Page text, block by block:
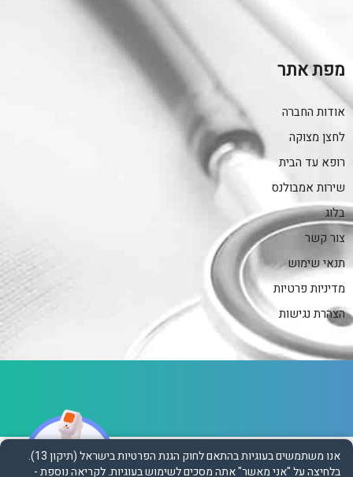
מפת אתר
אודות החברה
לחצן מצוקה
רופא עד הבית
שירות אמבולנס
בלוג
צור קשר
תנאי שימוש
מדיניות פרטיות
הצהרת נגישות
נ
א
י
ש
אנו משתמשים בעוגיות בהתאם לחוק הגנת הפרטיות בישראל (תיקון 13).
בלחיצה על "אני מאשר" אתה מסכים לשימוש בעוגיות.לקריאה נוספת -